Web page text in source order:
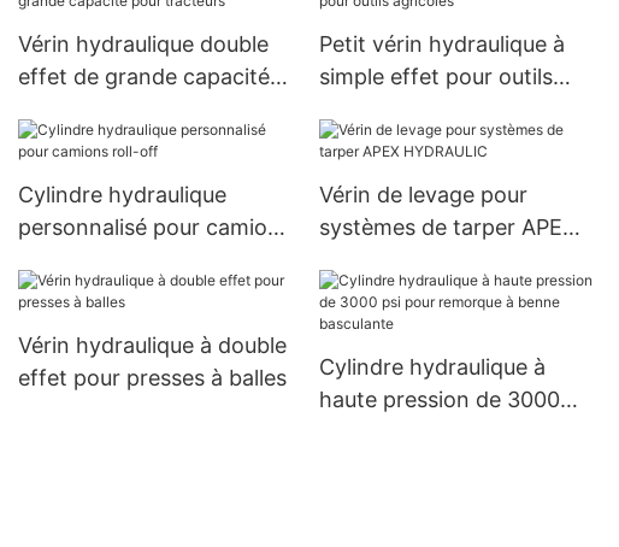
Vérin hydraulique double
effet de grande capacité
Petit vérin hydraulique à
simple effet pour outils
Cylindre hydraulique
personnalisé pour camions
Vérin de levage pour
systèmes de tarper APEX
Vérin hydraulique à double
effet pour presses à balles
Cylindre hydraulique à
haute pression de 3000